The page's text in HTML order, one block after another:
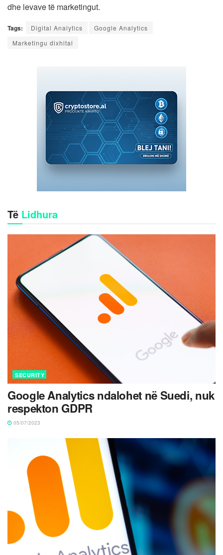
dhe levave të marketingut.
Tags: Digital Analytics
Google Analytics
Marketingu dixhital
Të Lidhura
SECURITY
Google Analytics ndalohet në Suedi, nuk
respekton GDPR
05/07/2023